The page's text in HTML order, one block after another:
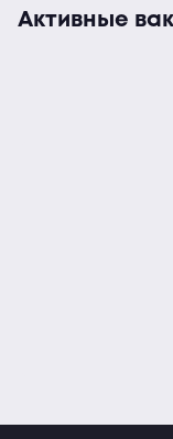
Активные